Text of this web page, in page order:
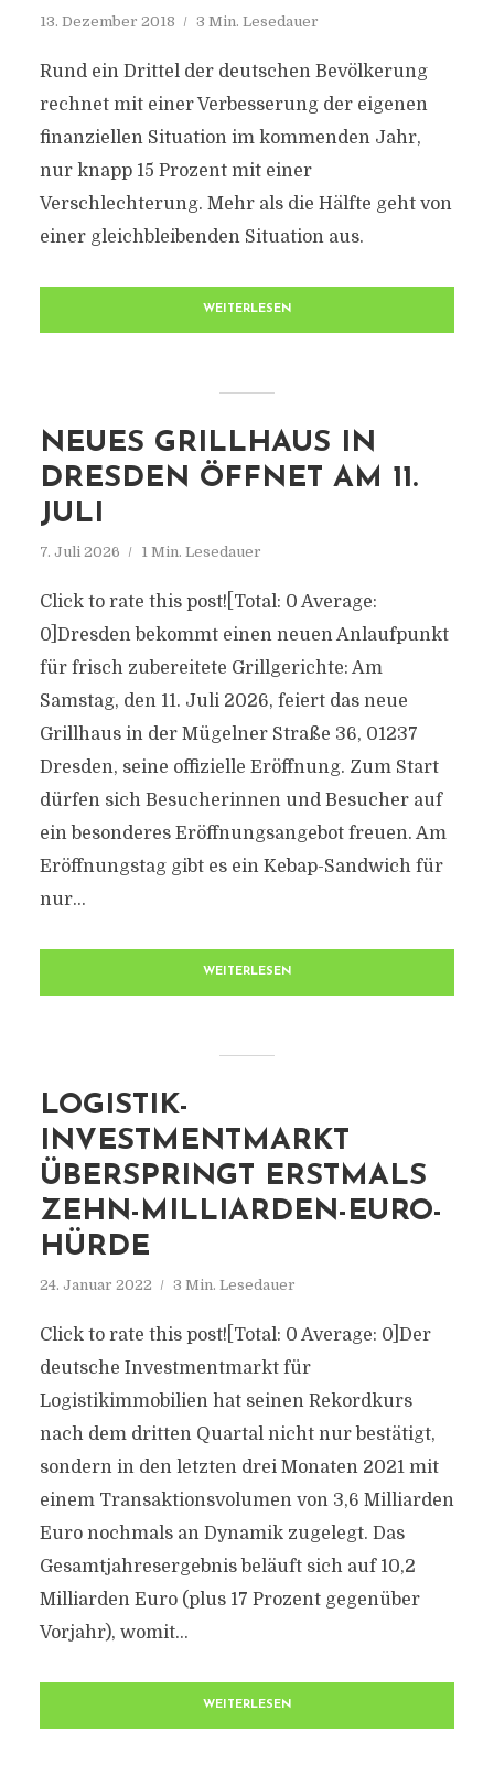
13. Dezember 2018 3 Min. Lesedauer
Rund ein Drittel der deutschen Bevölkerung
rechnet mit einer Verbesserung der eigenen
finanziellen Situation im kommenden Jahr,
nur knapp 15 Prozent mit einer
Verschlechterung. Mehr als die Hälfte geht von
einer gleichbleibenden Situation aus.
WEITERLESEN
NEUES GRILLHAUS IN
DRESDEN ÖFFNET AM 11.
JULI
7. Juli 2026 1 Min. Lesedauer
Click to rate this post![Total: 0 Average:
0]Dresden bekommt einen neuen Anlaufpunkt
für frisch zubereitete Grillgerichte: Am
Samstag, den 11. Juli 2026, feiert das neue
Grillhaus in der Mügelner Straße 36, 01237
Dresden, seine offizielle Eröffnung. Zum Start
dürfen sich Besucherinnen und Besucher auf
ein besonderes Eröffnungsangebot freuen. Am
Eröffnungstag gibt es ein Kebap-Sandwich für
nur...
WEITERLESEN
LOGISTIK-
INVESTMENTMARKT
ÜBERSPRINGT ERSTMALS
ZEHN-MILLIARDEN-EURO-
HÜRDE
24. Januar 2022 3 Min. Lesedauer
Click to rate this post![Total: 0 Average: 0]Der
deutsche Investmentmarkt für
Logistikimmobilien hat seinen Rekordkurs
nach dem dritten Quartal nicht nur bestätigt,
sondern in den letzten drei Monaten 2021 mit
einem Transaktionsvolumen von 3,6 Milliarden
Euro nochmals an Dynamik zugelegt. Das
Gesamtjahresergebnis beläuft sich auf 10,2
Milliarden Euro (plus 17 Prozent gegenüber
Vorjahr), womit...
WEITERLESEN